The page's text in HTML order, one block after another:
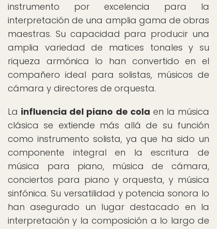
instrumento por excelencia para la
interpretación de una amplia gama de obras
maestras. Su capacidad para producir una
amplia variedad de matices tonales y su
riqueza armónica lo han convertido en el
compañero ideal para solistas, músicos de
cámara y directores de orquesta.
La influencia del piano de cola en la música
clásica se extiende más allá de su función
como instrumento solista, ya que ha sido un
componente integral en la escritura de
música para piano, música de cámara,
conciertos para piano y orquesta, y música
sinfónica. Su versatilidad y potencia sonora lo
han asegurado un lugar destacado en la
interpretación y la composición a lo largo de